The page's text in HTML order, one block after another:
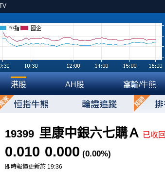
恒指 國企
港股 AH股 窩輪/牛熊
19399 里康中銀六七購Ａ 已收回
0.010 0.000 (0.00%)
即時報價更新於 19:36